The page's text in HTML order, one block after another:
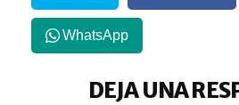
WhatsApp
DEJA UNA